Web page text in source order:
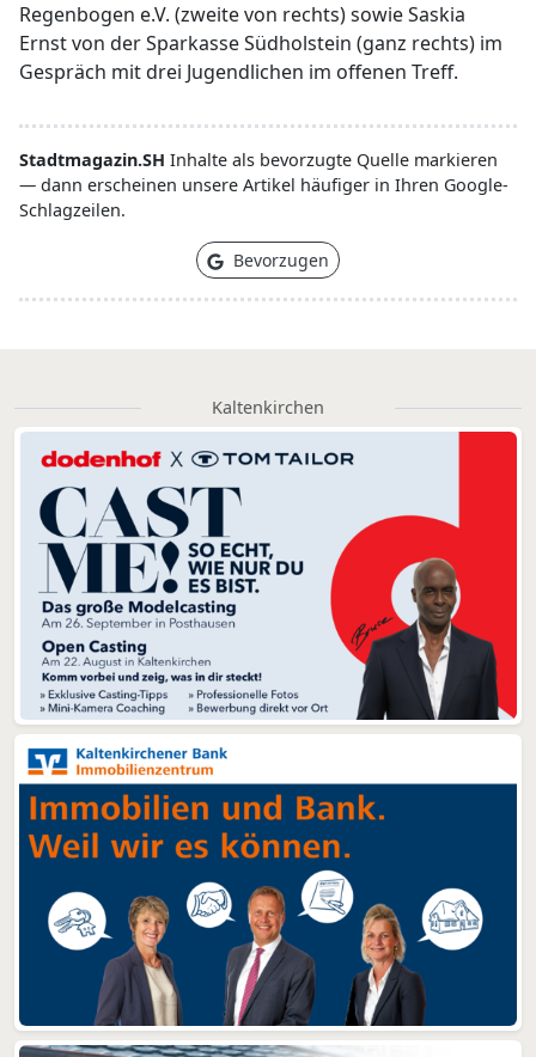
Regenbogen e.V. (zweite von rechts) sowie Saskia
Ernst von der Sparkasse Südholstein (ganz rechts) im
Gespräch mit drei Jugendlichen im offenen Treff.
Stadtmagazin.SH Inhalte als bevorzugte Quelle markieren
— dann erscheinen unsere Artikel häufiger in Ihren Google-
Schlagzeilen.
Bevorzugen
Kaltenkirchen